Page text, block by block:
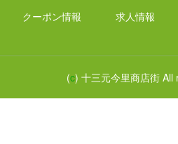
クーポン情報
求人情報
(c) 十三元今里商店街 All